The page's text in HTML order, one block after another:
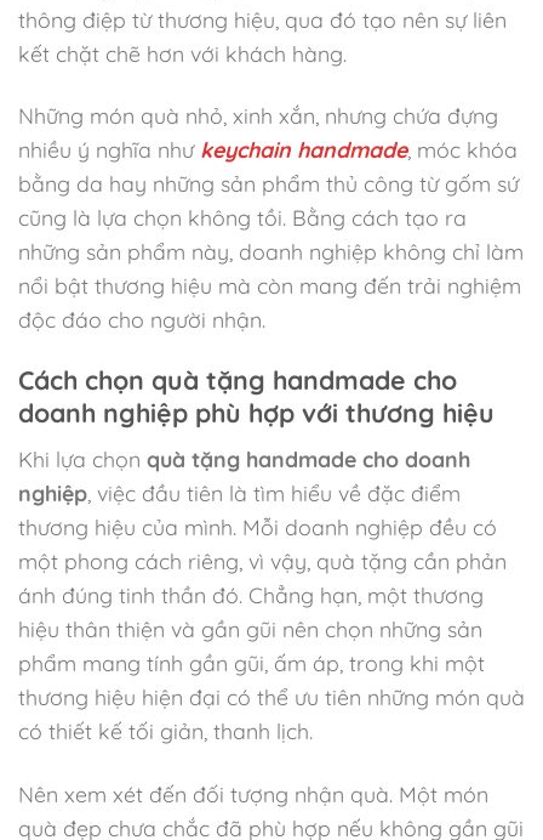
thông điệp từ thương hiệu, qua đó tạo nên sự liên
kết chặt chẽ hơn với khách hàng.
Những món quà nhỏ, xinh xắn, nhưng chứa đựng
nhiều ý nghĩa như keychain handmade, móc khóa
bằng da hay những sản phẩm thủ công từ gốm sứ
cũng là lựa chọn không tồi. Bằng cách tạo ra
những sản phẩm này, doanh nghiệp không chỉ làm
nổi bật thương hiệu mà còn mang đến trải nghiệm
độc đáo cho người nhận.
Cách chọn quà tặng handmade cho
doanh nghiệp phù hợp với thương hiệu
Khi lựa chọn quà tặng handmade cho doanh
nghiệp, việc đầu tiên là tìm hiểu về đặc điểm
thương hiệu của mình. Mỗi doanh nghiệp đều có
một phong cách riêng, vì vậy, quà tặng cần phản
ánh đúng tinh thần đó. Chẳng hạn, một thương
hiệu thân thiện và gần gũi nên chọn những sản
phẩm mang tính gần gũi, ấm áp, trong khi một
thương hiệu hiện đại có thể ưu tiên những món quà
có thiết kế tối giản, thanh lịch.
Nên xem xét đến đối tượng nhận quà. Một món
quà đẹp chưa chắc đã phù hợp nếu không gần gũi